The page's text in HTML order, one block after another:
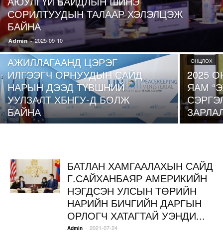
СОРИЛТУУДЫН ТАЛААР ХЭЛЭЛЦЭЖ
БАЙНА
Admin - 2025-09-10
ОНЦЛОХ
ЭНХИЙГ САХИУЛАХ
АЖИЛЛАГААНД ЦЭРЭГ
ИЛГЭЭГЧ ОРНУУДЫН САЙД
НАРЫН ДЭЭД ТҮВШНИЙ
УУЛЗАЛТ ХБНГУ-Д БОЛЖ
БАЙНА
ОНЦЛОХ
2025
ЯАМ
БАТЛАН ХАМГААЛАХЫН САЙД
Г.САЙХАНБАЯР АМЕРИКИЙН
НЭГДСЭН УЛСЫН ТӨРИЙН
НАРИЙН БИЧГИЙН ДАРГЫН
ОРЛОГЧ ХАТАГТАЙ УЭНДИ...
Admin - 2021-07-24